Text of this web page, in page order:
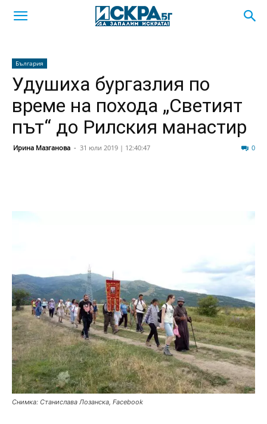
България
Удушиха бургазлия по
време на похода „Светият
път“ до Рилския манастир
Ирина Мазганова - 31 юли 2019 | 12:40:47 0
Снимка: Станислава Лозанска, Facebook